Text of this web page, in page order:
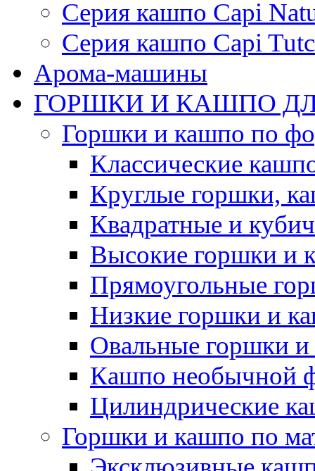
Серия кашпо Capi
Серия кашпо Capi
Арома-машины
ГОРШКИ И КАШПО
Горшки и кашпо по
Классические
Круглые горшки,
Квадратные и
Высокие горшки и
Прямоугольные
Низкие горшки и
Овальные горшки
Кашпо необычной
Цилиндрические
Горшки и кашпо по